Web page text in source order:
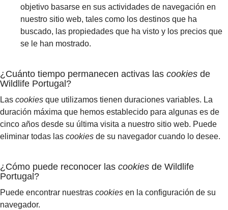
objetivo basarse en sus actividades de navegación en
nuestro sitio web, tales como los destinos que ha
buscado, las propiedades que ha visto y los precios que
se le han mostrado.
¿Cuánto tiempo permanecen activas las cookies de
Wildlife Portugal?
Las cookies que utilizamos tienen duraciones variables. La
duración máxima que hemos establecido para algunas es de
cinco años desde su última visita a nuestro sitio web. Puede
eliminar todas las cookies de su navegador cuando lo desee.
¿Cómo puede reconocer las cookies de Wildlife
Portugal?
Puede encontrar nuestras cookies en la configuración de su
navegador.